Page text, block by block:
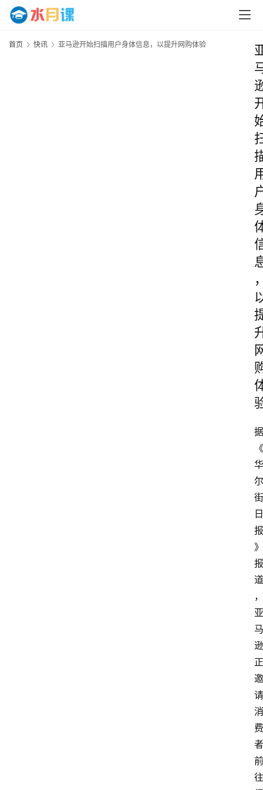
首页 快讯 亚马逊开始扫描用户身体信息，以提升网购体验
据
《
华
尔
街
日
报
》
报
道
，
亚
马
逊
正
邀
请
消
费
者
前
往